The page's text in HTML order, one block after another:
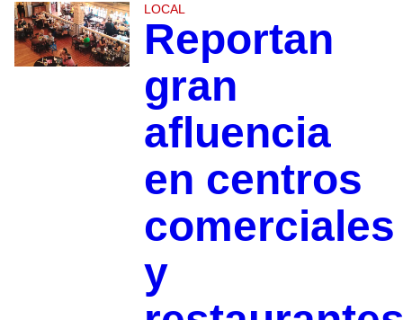
LOCAL
Reportan
gran
afluencia
en centros
comerciales
y